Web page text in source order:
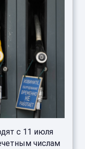
с 11 июля
числам